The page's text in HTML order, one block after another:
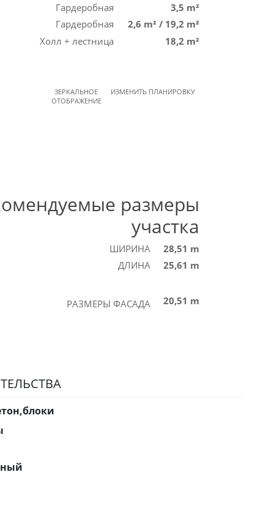
Гардеробная
3,5 m²
Гардеробная
2,6 m² / 19,2 m²
Холл + лестница
18,2 m²
ЗЕРКАЛЬНОЕ
ОТОБРАЖЕНИЕ
ИЗМЕНИТЬ ПЛАНИРОВКУ
размеры
участка
ШИРИНА
28,51 m
ДЛИНА
25,61 m
РАЗМЕРЫ ФАСАДА 20,51 m